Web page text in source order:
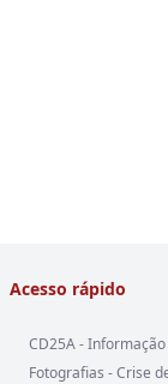
Acesso rápido
CD25A -
Fotografias - Crise